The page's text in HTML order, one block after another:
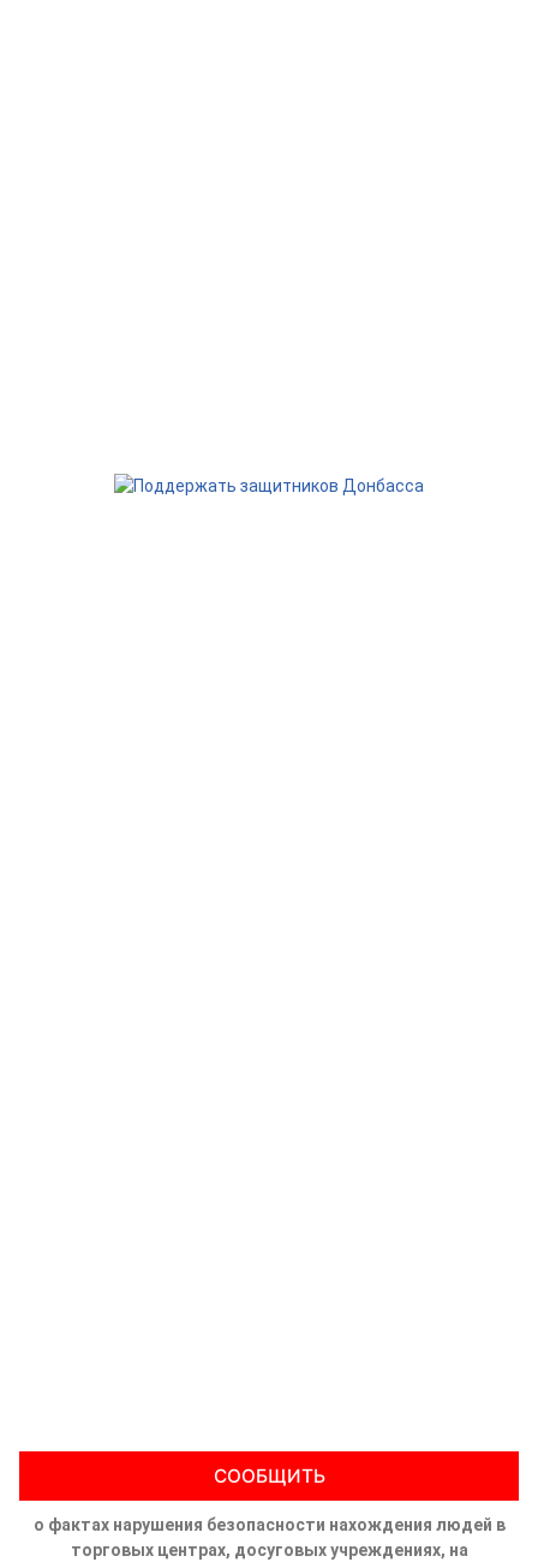
СООБЩИТЬ
о фактах нарушения безопасности нахождения людей в
торговых центрах, досуговых учреждениях, на